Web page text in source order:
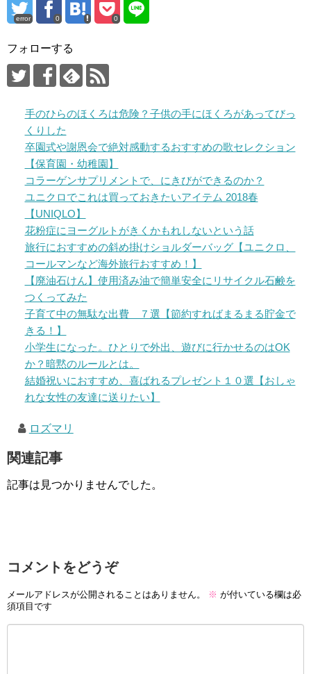
error 0 0
フォローする
手のひらのほくろは危険？子供の手にほくろがあってびっ
くりした
卒園式や謝恩会で絶対感動するおすすめの歌セレクション
【保育園・幼稚園】
コラーゲンサプリメントで、にきびができるのか？
ユニクロでこれは買っておきたいアイテム 2018春
【UNIQLO】
花粉症にヨーグルトがきくかもれしないという話
旅行におすすめの斜め掛けショルダーバッグ【ユニクロ、
コールマンなど海外旅行おすすめ！】
【廃油石けん】使用済み油で簡単安全にリサイクル石鹸を
つくってみた
子育て中の無駄な出費 ７選【節約すればまるまる貯金で
きる！】
小学生になった。ひとりで外出、遊びに行かせるのはOK
か？暗黙のルールとは。
結婚祝いにおすすめ、喜ばれるプレゼント１０選【おしゃ
れな女性の友達に送りたい】
ロズマリ
関連記事
記事は見つかりませんでした。
コメントをどうぞ
メールアドレスが公開されることはありません。 ※ が付いている欄は必
須項目です